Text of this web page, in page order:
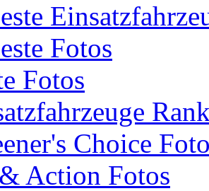
Fotos
Fotos
Choice
Action Fotos